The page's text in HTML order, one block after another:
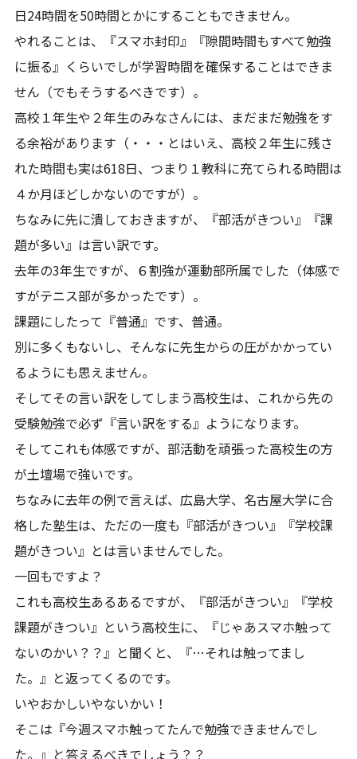
日24時間を50時間とかにすることもできません。
やれることは、『スマホ封印』『隙間時間もすべて勉強
に振る』くらいでしが学習時間を確保することはできま
せん（でもそうするべきです）。
高校１年生や２年生のみなさんには、まだまだ勉強をす
る余裕があります（・・・とはいえ、高校２年生に残さ
れた時間も実は618日、つまり１教科に充てられる時間は
４か月ほどしかないのですが）。
ちなみに先に潰しておきますが、『部活がきつい』『課
題が多い』は言い訳です。
去年の3年生ですが、６割強が運動部所属でした（体感で
すがテニス部が多かったです）。
課題にしたって『普通』です、普通。
別に多くもないし、そんなに先生からの圧がかかってい
るようにも思えません。
そしてその言い訳をしてしまう高校生は、これから先の
受験勉強で必ず『言い訳をする』ようになります。
そしてこれも体感ですが、部活動を頑張った高校生の方
が土壇場で強いです。
ちなみに去年の例で言えば、広島大学、名古屋大学に合
格した塾生は、ただの一度も『部活がきつい』『学校課
題がきつい』とは言いませんでした。
一回もですよ？
これも高校生あるあるですが、『部活がきつい』『学校
課題がきつい』という高校生に、『じゃあスマホ触って
ないのかい？？』と聞くと、『…それは触ってまし
た。』と返ってくるのです。
いやおかしいやないかい！
そこは『今週スマホ触ってたんで勉強できませんでし
た。』と答えるべきでしょう？？